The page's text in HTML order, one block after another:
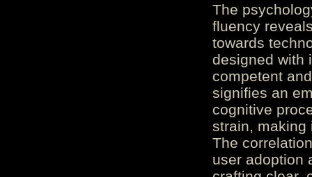
The
fluency
towards
designed with
competent
signifies an
cognitive
strain, making
The
user adoption